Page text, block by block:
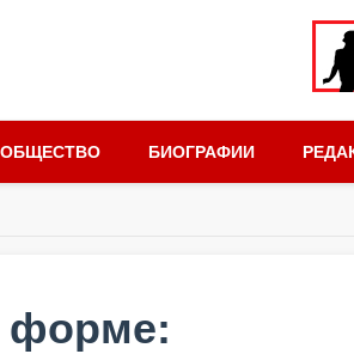
ОБЩЕСТВО БИОГРАФИИ
форме: